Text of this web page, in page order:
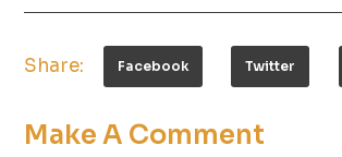
Share: Facebook Twitter
Make A Comment